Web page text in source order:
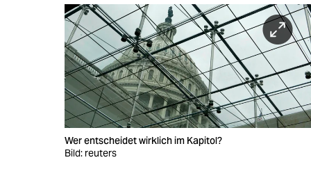
wahrheit
veranstaltungen
fragen & hilfe
Wer entscheidet wirklich im Kapitol?
Bild: reuters